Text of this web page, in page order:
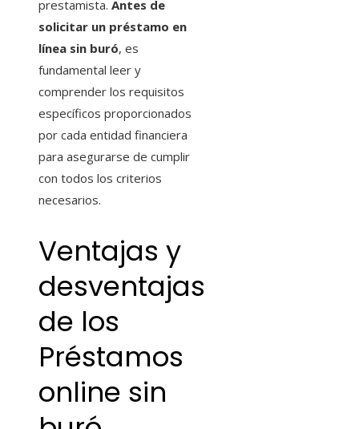
prestamista. Antes de
solicitar un préstamo en
línea sin buró, es
fundamental leer y
comprender los requisitos
específicos proporcionados
por cada entidad financiera
para asegurarse de cumplir
con todos los criterios
necesarios.
Ventajas y
desventajas
de los
Préstamos
online sin